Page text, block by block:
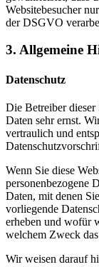
Websitebesucher
der DSGVO
3. Allgemeine
Datenschutz
Die Betreiber dieser
Daten sehr ernst.
vertraulich und
Wenn Sie diese
personenbezogene
Daten, mit denen
vorliegende
erheben und wofür
welchem Zweck
Wir weisen darauf